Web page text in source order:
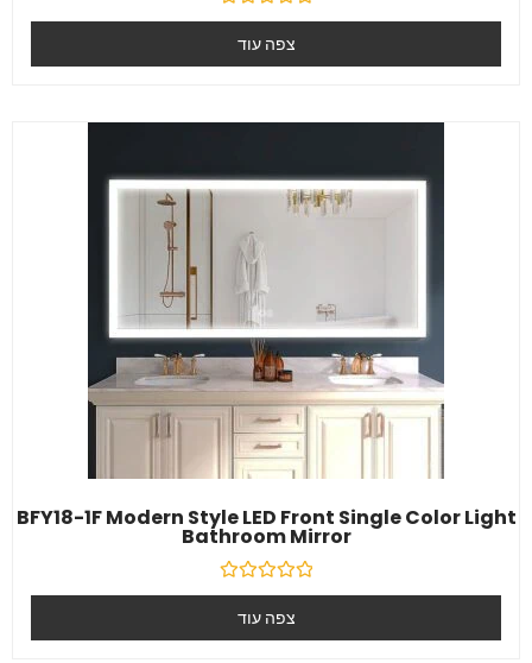
דורג
5
צפה עוד
BFY18-1F Modern Style LED Front Single Color Light
Bathroom Mirror
דורג
5
צפה עוד